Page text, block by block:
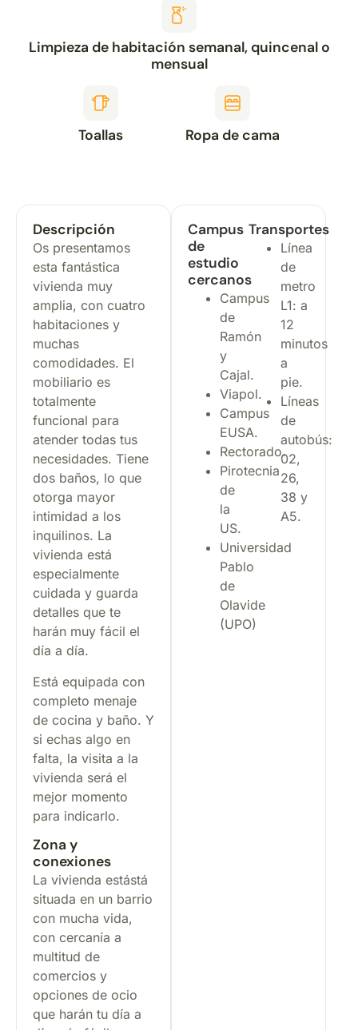
Limpieza de habitación semanal, quincenal o
mensual
Toallas Ropa de cama
Descripción
Os presentamos
esta fantástica
vivienda muy
amplia, con cuatro
habitaciones y
muchas
comodidades. El
mobiliario es
totalmente
funcional para
atender todas tus
necesidades. Tiene
dos baños, lo que
otorga mayor
intimidad a los
inquilinos. La
vivienda está
especialmente
cuidada y guarda
detalles que te
harán muy fácil el
día a día.
Está equipada con
completo menaje
de cocina y baño. Y
si echas algo en
falta, la visita a la
vivienda será el
mejor momento
para indicarlo.
Zona y
conexiones
La vivienda estástá
situada en un barrio
con mucha vida,
con cercanía a
multitud de
comercios y
opciones de ocio
que harán tu día a
Campus
de
estudio
cercanos
Campus
de
Ramón
y
Cajal.
Viapol.
Campus
EUSA.
Rectorado.
Pirotecnia
de
la
US.
Universidad
Pablo
de
Olavide
(UPO)
Transportes
Línea
de
metro
L1: a
12
minutos
a
pie.
Líneas
de
autobús:
02,
26,
38 y
A5.